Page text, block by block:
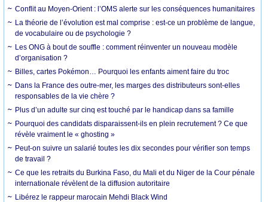
Conflit au Moyen-Orient : l’OMS alerte sur les conséquences humanitaires
La théorie de l’évolution est mal comprise : est-ce un problème de langue,
de vocabulaire ou de psychologie ?
Les ONG à bout de souffle : comment réinventer un nouveau modèle
d’organisation ?
Billes, cartes Pokémon… Pourquoi les enfants aiment faire du troc
Dans la France des outre-mer, les marges des distributeurs sont-elles
responsables de la vie chère ?
Plus d’un adulte sur cinq est touché par le handicap dans sa famille
Pourquoi des candidats disparaissent-ils en plein recrutement ? Ce que
révèle vraiment le « ghosting »
Peut-on suivre un salarié toutes les dix secondes pour vérifier son temps
de travail ?
Ce que les retraits du Burkina Faso, du Mali et du Niger de la Cour pénale
internationale révèlent de la diffusion autoritaire
Libérez le rappeur marocain Mehdi Black Wind